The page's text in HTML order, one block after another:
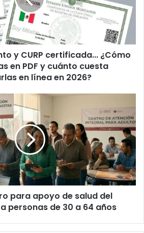
y CURP certificada... ¿Cómo
en PDF y cuánto cuesta
en línea en 2026?
para apoyo de salud del
personas de 30 a 64 años